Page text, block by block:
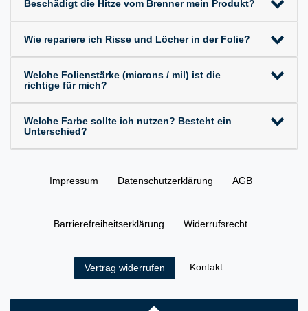
Beschädigt die Hitze vom Brenner mein Produkt?
Wie repariere ich Risse und Löcher in der Folie?
Welche Folienstärke (microns / mil) ist die
richtige für mich?
Welche Farbe sollte ich nutzen? Besteht ein
Unterschied?
Impressum Daten­schutz­erklärung AGB
Barrierefreiheitserklärung Widerrufs­recht
Vertrag widerrufen Kontakt